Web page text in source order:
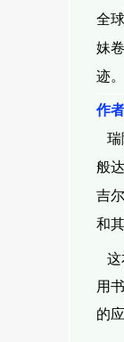
全
妹
迹。
作
瑞
般
吉
和
这
用
的